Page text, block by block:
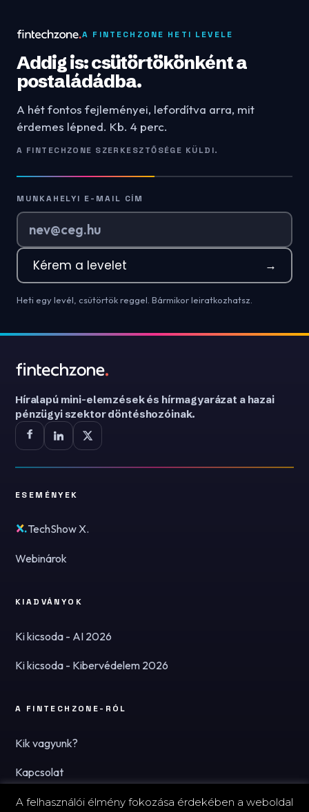
A FINTECHZONE HETI LEVELE
Addig is: csütörtökönként a
postaládádba.
A hét fontos fejleményei, lefordítva arra, mit
érdemes lépned. Kb. 4 perc.
A FINTECHZONE SZERKESZTŐSÉGE KÜLDI.
MUNKAHELYI E-MAIL CÍM
Kérem a levelet →
Heti egy levél, csütörtök reggel. Bármikor leiratkozhatsz.
Híralapú mini-elemzések és hírmagyarázat a hazai
pénzügyi szektor döntéshozóinak.
ESEMÉNYEK
TechShow X.
Webinárok
KIADVÁNYOK
Ki kicsoda - AI 2026
Ki kicsoda - Kibervédelem 2026
A FINTECHZONE-RÓL
Kik vagyunk?
Kapcsolat
Hírlevél
A felhasználói élmény fokozása érdekében a weboldal